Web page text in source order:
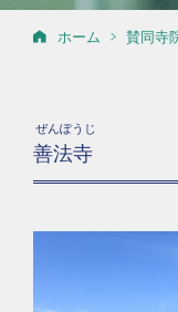
ホーム 賛同寺
ぜんぽうじ
善法寺